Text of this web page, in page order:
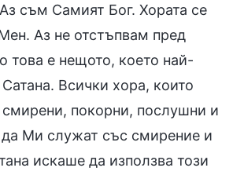
съм Самият Бог. Хората се
Аз не отстъпвам пред
това е нещото, което най-
Всички хора, които
покорни, послушни и
да Ми служат със смирение и
искаше да използва този